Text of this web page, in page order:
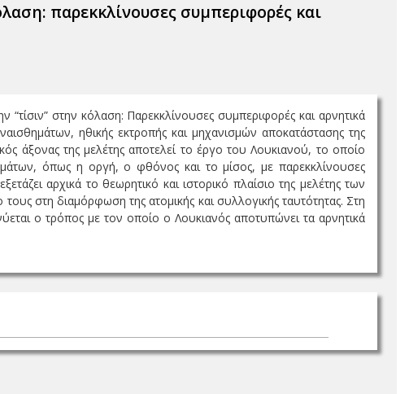
παρεκκλίνουσες συμπεριφορές και
στην κόλαση: Παρεκκλίνουσες συμπεριφορές και αρνητικά
ηθικής εκτροπής και μηχανισμών αποκατάστασης της
άξονας της μελέτης αποτελεί το έργο του Λουκιανού, το οποίο
όπως η οργή, ο φθόνος και το μίσος, με παρεκκλίνουσες
αρχικά το θεωρητικό και ιστορικό πλαίσιο της μελέτης των
στη διαμόρφωση της ατομικής και συλλογικής ταυτότητας. Στη
ο τρόπος με τον οποίο ο Λουκιανός αποτυπώνει τα αρνητικά